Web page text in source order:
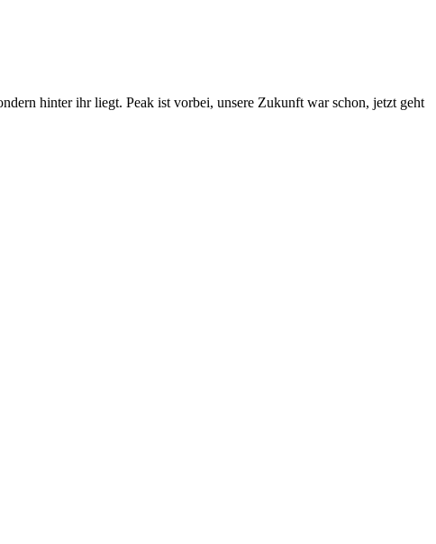
hinter ihr liegt. Peak ist vorbei, unsere Zukunft war schon, jetzt geht